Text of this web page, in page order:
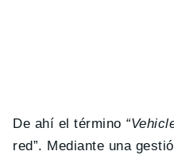
De ahí el término
red”. Mediante una